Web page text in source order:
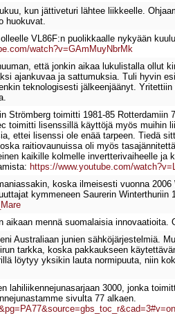
kun jättiveturi lähtee liikkeelle.
huokuvat.
VL86F:n puolikkaalle nykyään
watch?v=GAmMuyNbrMk
että jonkin aikaa lukulistalla ollut
ajankuvaa ja sattumuksia. Tuli hyvin
teknologisesti jälkeenjäänyt.
Strömberg toimitti 1981-85
toimitti lisenssillä käyttöjä myös muihin
ettei lisenssi ole enää tarpeen. Tiedä
raitiovaunuissa oli myös
kaikille kolmelle invertterivaiheelle ja
https://www.youtube.com/
koska ilmeisesti vuonna
kymmeneen Saurerin Winterthuriin
aikaan mennä suomalaisia
Australiaan junien sähköjärjestelmiä.
tarkka, koska pakkaukseen
löytyy yksikin lauta normipuuta, niin
lahiliikennejunasarjaan 3000, jonka
sivulta 77 alkaen.